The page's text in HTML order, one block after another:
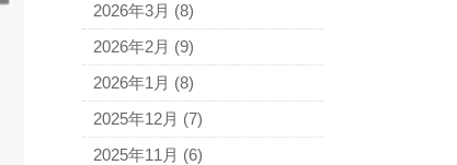
2026年3月 (8)
2026年2月 (9)
2026年1月 (8)
2025年12月 (7)
2025年11月 (6)